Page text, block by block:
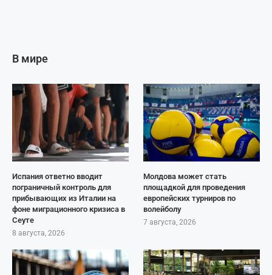
В мире
Испания ответно вводит
пограничный контроль для
прибывающих из Италии на
фоне миграционного кризиса в
Сеуте
8 августа, 2026
Молдова может стать
площадкой для проведения
европейских турниров по
волейболу
7 августа, 2026